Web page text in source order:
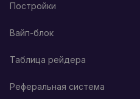
Постройки
Вайп-блок
Таблица рейдера
Реферальная система